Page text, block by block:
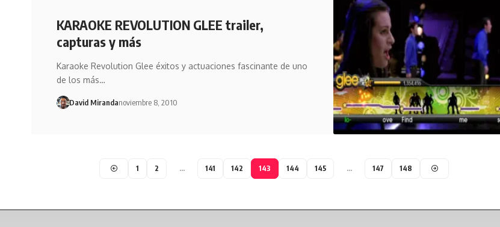
KARAOKE REVOLUTION GLEE trailer,
capturas y más
Karaoke Revolution Glee éxitos y actuaciones fascinante de uno
de los más…
David Mirandanoviembre 8, 2010
1 2 … 141 142 143 144 145 … 147 148